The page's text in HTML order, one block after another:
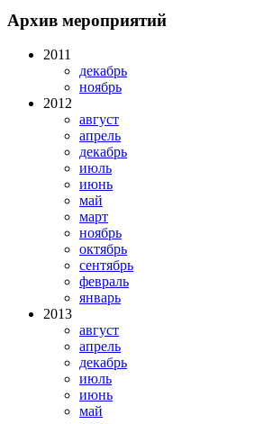
Архив мероприятий
2011
декабрь
ноябрь
2012
август
апрель
декабрь
июль
июнь
май
март
ноябрь
октябрь
сентябрь
февраль
январь
2013
август
апрель
декабрь
июль
июнь
май